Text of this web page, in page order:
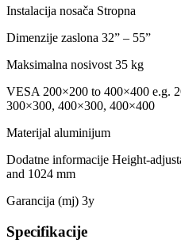
Instalacija nosača Stropna
Dimenzije zaslona 32” – 55”
Maksimalna nosivost 35 kg
VESA 200×200 to 400×400 e.g.
300×300, 400×300, 400×400
Materijal aluminijum
Dodatne informacije Height-
and 1024 mm
Garancija (mj) 3y
Specifikacije